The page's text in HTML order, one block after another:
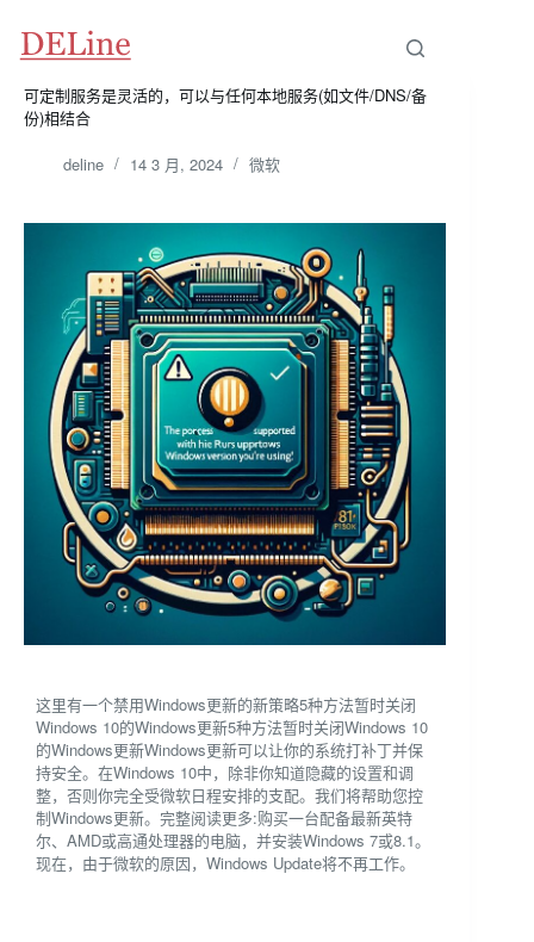
可定制服务是灵活的，可以与任何本地服务(如文件/DNS/备
份)相结合
deline 14 3 月, 2024 微软
这里有一个禁用Windows更新的新策略5种方法暂时关闭
Windows 10的Windows更新5种方法暂时关闭Windows 10
的Windows更新Windows更新可以让你的系统打补丁并保
持安全。在Windows 10中，除非你知道隐藏的设置和调
整，否则你完全受微软日程安排的支配。我们将帮助您控
制Windows更新。完整阅读更多:购买一台配备最新英特
尔、AMD或高通处理器的电脑，并安装Windows 7或8.1。
现在，由于微软的原因，Windows Update将不再工作。